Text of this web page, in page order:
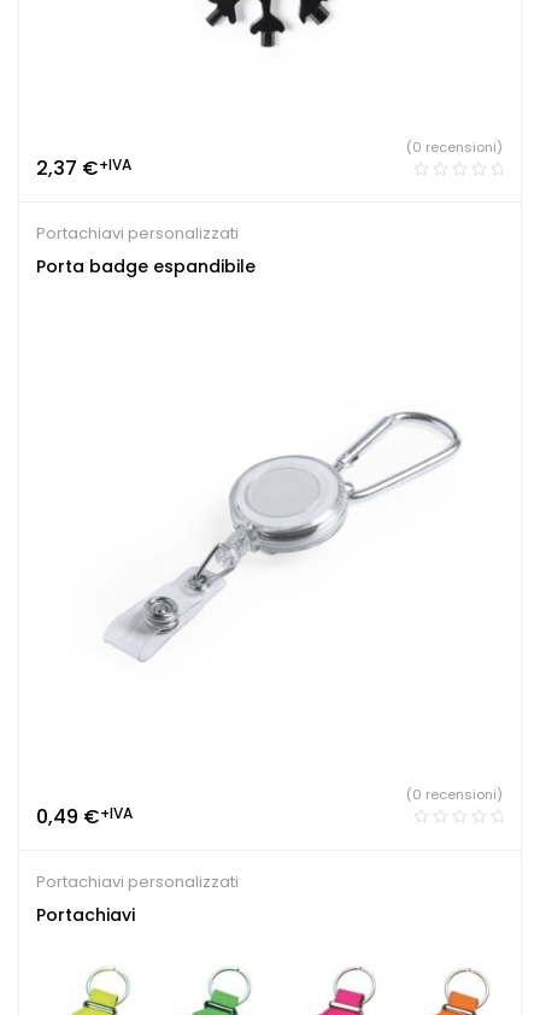
2,37 €+IVA
(0 recensioni)
Portachiavi personalizzati
Porta badge espandibile
0,49 €+IVA
(0 recensioni)
Portachiavi personalizzati
Portachiavi